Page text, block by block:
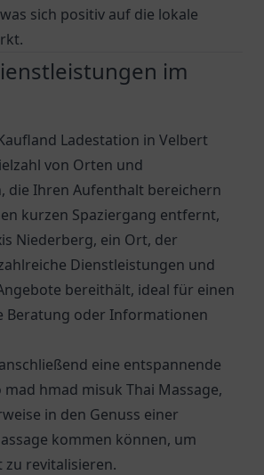
sich positiv auf die lokale
im
Ladestation in Velbert
von Orten und
die Ihren Aufenthalt bereichern
kurzen Spaziergang entfernt,
Niederberg, ein Ort, der
Dienstleistungen und
bereithält, ideal für einen
Beratung oder Informationen
eine entspannende
mad hmad misuk Thai Massage,
in den Genuss einer
kommen können, um
zu revitalisieren.